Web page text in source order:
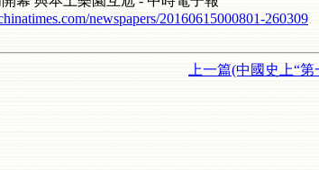
newspapers/20160615000801-260309
上一篇(中國史上“